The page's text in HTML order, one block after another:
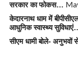
सरकार का फोकस…
केदारनाथ धाम में
आधुनिक स्वास्थ्य
सीएम धामी बोले- अनुभवों से